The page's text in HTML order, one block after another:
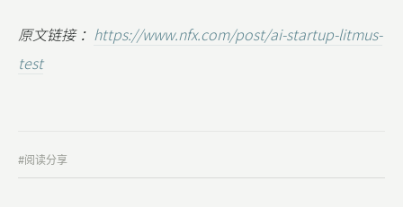
原文链接 ： https://www.nfx.com/post/ai-startup-litmus-
test
#阅读分享